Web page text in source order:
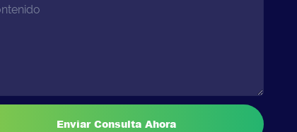
Enviar Consulta Ahora